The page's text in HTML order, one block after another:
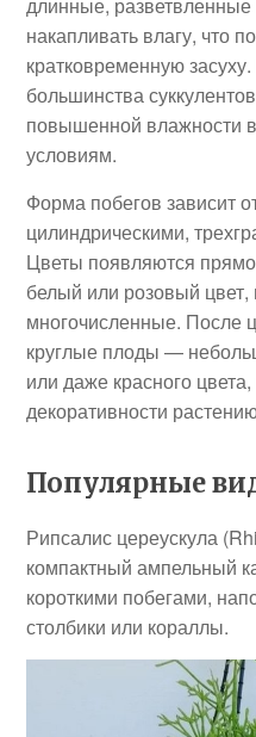
длинные,
накапливать влагу, что
кратковременную
большинства
повышенной влажности
условиям.
Форма побегов зависит
цилиндрическими,
Цветы появляются
белый или розовый цвет,
многочисленные. После
круглые плоды —
или даже красного
декоративности
Популярные
Рипсалис цереускула
компактный ампельный
короткими побегами,
столбики или кораллы.